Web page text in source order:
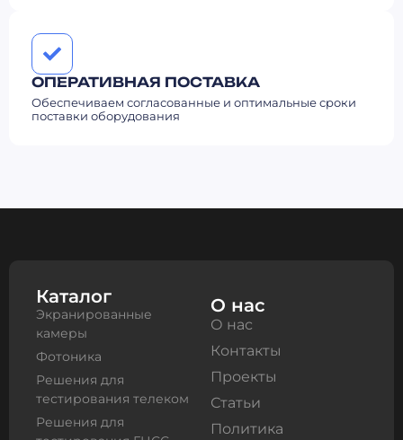
ОПЕРАТИВНАЯ ПОСТАВКА
Обеспечиваем согласованные и оптимальные сроки
поставки оборудования
Каталог
Экранированные
камеры
Фотоника
Решения для
тестирования телеком
Решения для
О нас
О нас
Контакты
Проекты
Статьи
Политика